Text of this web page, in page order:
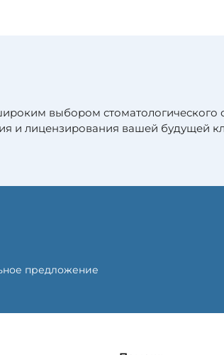
выбором стоматологического
и лицензирования вашей будущей
предложение